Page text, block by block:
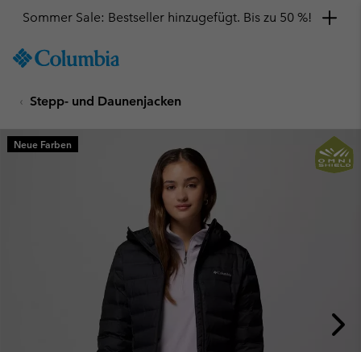
TO
SKIP
MAIN
NAV
Sommer Sale: Bestseller hinzugefügt. Bis zu 50 %!
Stepp- und Daunenjacken
Neue Farben